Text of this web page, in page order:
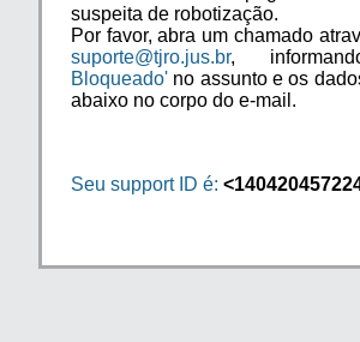
suspeita de robotização.
Por favor, abra um chamado
suporte@tjro.jus.br,
Bloqueado' no assunto e os
abaixo no corpo do e-mail.
Seu support ID é: